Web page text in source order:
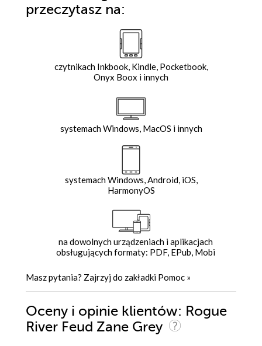
przeczytasz na:
czytnikach Inkbook, Kindle, Pocketbook,
Onyx Boox i innych
systemach Windows, MacOS i innych
systemach Windows, Android, iOS,
HarmonyOS
na dowolnych urządzeniach i aplikacjach
obsługujących formaty: PDF, EPub, Mobi
Masz pytania? Zajrzyj do zakładki Pomoc »
Oceny i opinie klientów: Rogue
River Feud Zane Grey